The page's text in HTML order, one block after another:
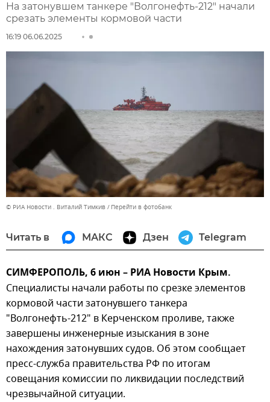
На затонувшем танкере "Волгонефть-212" начали
срезать элементы кормовой части
16:19 06.06.2025
© РИА Новости . Виталий Тимкив Перейти в фотобанк
Читать в МАКС Дзен Telegram
СИМФЕРОПОЛЬ, 6 июн – РИА Новости Крым.
Специалисты начали работы по срезке элементов
кормовой части затонувшего танкера
"Волгонефть-212" в Керченском проливе, также
завершены инженерные изыскания в зоне
нахождения затонувших судов. Об этом сообщает
пресс-служба правительства РФ по итогам
совещания комиссии по ликвидации последствий
чрезвычайной ситуации.